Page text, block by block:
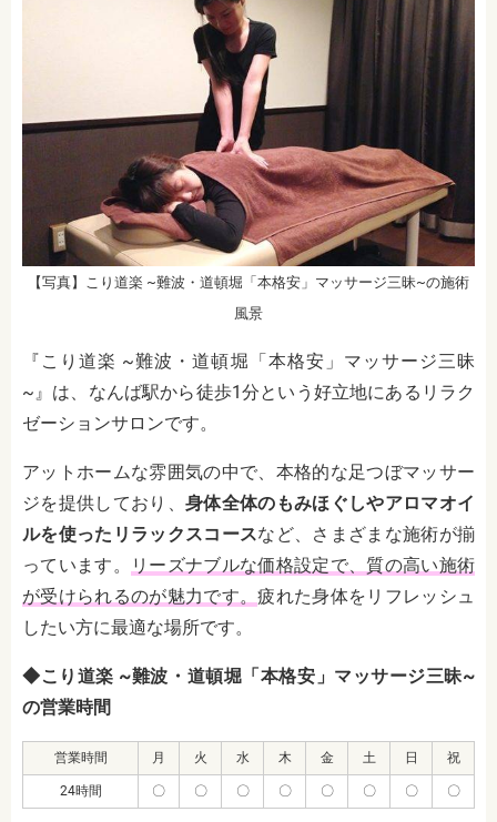
【写真】こり道楽 ~難波・道頓堀「本格安」マッサージ三昧~の施術
風景
『こり道楽 ~難波・道頓堀「本格安」マッサージ三昧
~』は、なんば駅から徒歩1分という好立地にあるリラク
ゼーションサロンです。
アットホームな雰囲気の中で、本格的な足つぼマッサー
ジを提供しており、 身体全体のもみほぐしやアロマオイ
ルを使ったリラックスコースなど、さまざまな施術が揃
っています。
リーズナブルな価格設定で、質の高い施術
が受けられるのが魅力です。疲れた身体をリフレッシュ
したい方に最適な場所です。
◆こり道楽 ~難波・道頓堀「本格安」マッサージ三昧~
の営業時間
営業時間 月 火 水 木 金 土 日 祝
24時間 〇 〇 〇 〇 〇 〇 〇 〇